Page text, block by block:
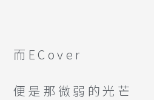
而ECover
便是那微弱的光芒